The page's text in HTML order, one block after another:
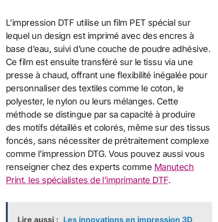
L’impression DTF utilise un film PET spécial sur
lequel un design est imprimé avec des encres à
base d’eau, suivi d’une couche de poudre adhésive.
Ce film est ensuite transféré sur le tissu via une
presse à chaud, offrant une flexibilité inégalée pour
personnaliser des textiles comme le coton, le
polyester, le nylon ou leurs mélanges. Cette
méthode se distingue par sa capacité à produire
des motifs détaillés et colorés, même sur des tissus
foncés, sans nécessiter de prétraitement complexe
comme l’impression DTG. Vous pouvez aussi vous
renseigner chez des experts comme Manutech
Print, les spécialistes de l’imprimante DTF.
Lire aussi : Les innovations en impression 3D